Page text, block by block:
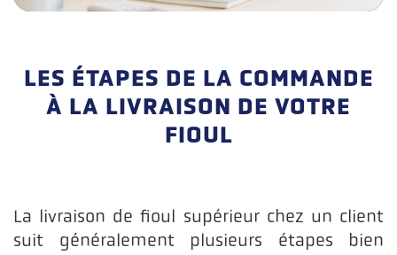
LES ÉTAPES DE LA COMMANDE
À LA LIVRAISON DE VOTRE
FIOUL
La livraison de fioul supérieur chez un client
suit généralement plusieurs étapes bien